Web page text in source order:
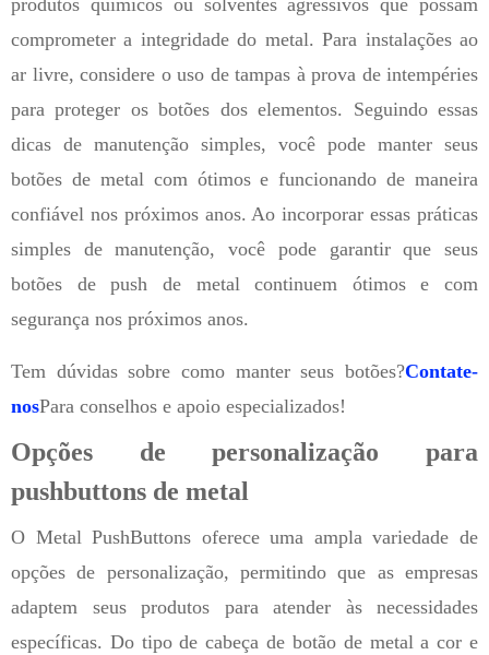
produtos químicos ou solventes agressivos que possam
comprometer a integridade do metal. Para instalações ao
ar livre, considere o uso de tampas à prova de intempéries
para proteger os botões dos elementos. Seguindo essas
dicas de manutenção simples, você pode manter seus
botões de metal com ótimos e funcionando de maneira
confiável nos próximos anos. Ao incorporar essas práticas
simples de manutenção, você pode garantir que seus
botões de push de metal continuem ótimos e com
segurança nos próximos anos.
Tem dúvidas sobre como manter seus botões?Contate-
nosPara conselhos e apoio especializados!
Opções de personalização para
pushbuttons de metal
O Metal PushButtons oferece uma ampla variedade de
opções de personalização, permitindo que as empresas
adaptem seus produtos para atender às necessidades
específicas. Do tipo de cabeça de botão de metal a cor e